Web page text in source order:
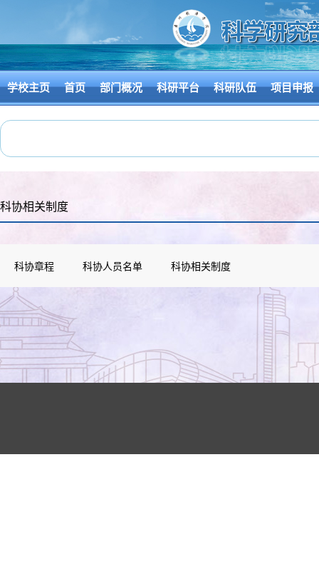
学校主页 首页 部门概况 科研平台 科研队伍 项目申报
科协相关制度
科协章程 科协人员名单 科协相关制度